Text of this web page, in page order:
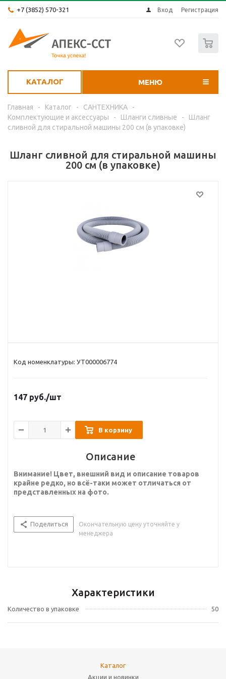
+7 (3852) 570-321 Вход Регистрация
КАТАЛОГ МЕНЮ
Главная - Каталог - САНТЕХНИКА
-
Комплектующие и аксессуары
- Шланги сливные -
Шланг
сливной для стиральной машины 200 см (в упаковке)
Шланг сливной для стиральной машины
200 см (в упаковке)
Код номенклатуры: УТ000006774
147 руб./шт
В корзину
Описание
Внимание! Цвет, внешний вид и описание товаров
крайне редко, но всё-таки может отличаться от
представленных на фото.
Поделиться
Окончательную цену уточняйте у
менеджера
Характеристики
Количество в упаковке 50
Каталог
Акции и новинки